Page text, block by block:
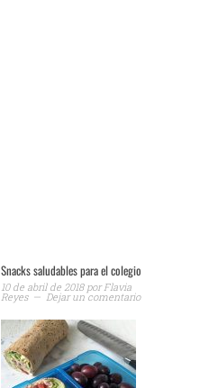
Snacks saludables para el colegio
10 de abril de 2018porFlavia
Reyes Dejar un comentario